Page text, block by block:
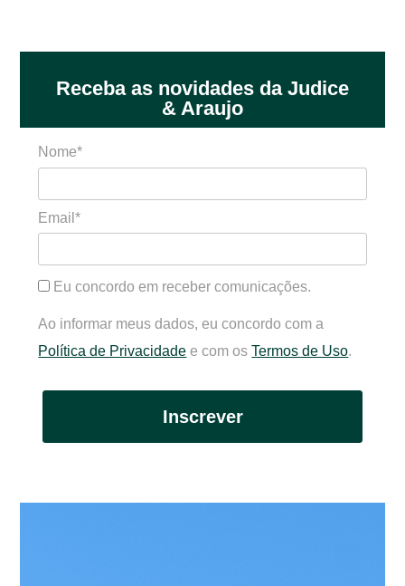
Receba as novidades da Judice
& Araujo
Nome*
Email*
Eu concordo em receber comunicações.
Ao informar meus dados, eu concordo com a
Política de Privacidade e com osTermos de Uso.
Inscrever